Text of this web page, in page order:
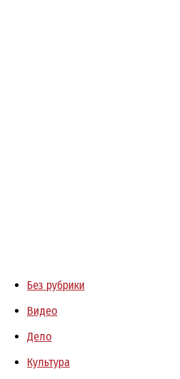
Без рубрики
Видео
Дело
Культура